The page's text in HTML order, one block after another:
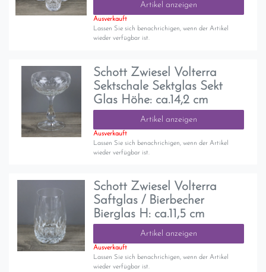
Artikel anzeigen
Ausverkauft
Lassen Sie sich benachrichigen, wenn der Artikel
wieder verfügbar ist.
Schott Zwiesel Volterra
Sektschale Sektglas Sekt
Glas Höhe: ca.14,2 cm
Artikel anzeigen
Ausverkauft
Lassen Sie sich benachrichigen, wenn der Artikel
wieder verfügbar ist.
Schott Zwiesel Volterra
Saftglas / Bierbecher
Bierglas H: ca.11,5 cm
Artikel anzeigen
Ausverkauft
Lassen Sie sich benachrichigen, wenn der Artikel
wieder verfügbar ist.